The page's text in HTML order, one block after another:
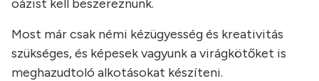
oázist kell beszereznünk.
Most már csak némi kézügyesség és kreativitás
szükséges, és képesek vagyunk a virágkötőket is
meghazudtoló alkotásokat készíteni.